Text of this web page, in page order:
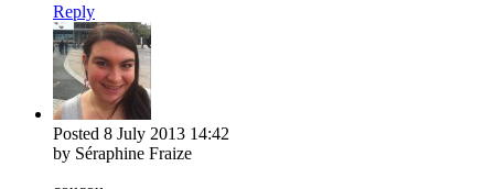
Reply
Posted 8 July 2013 14:42
by Séraphine Fraize